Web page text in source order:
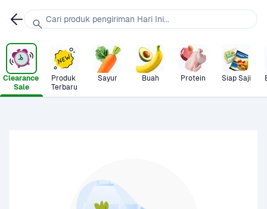
Clearance
Sale
Produk
Terbaru
Sayur Buah Protein Siap Saji
Cari produk pengiriman Hari Ini...